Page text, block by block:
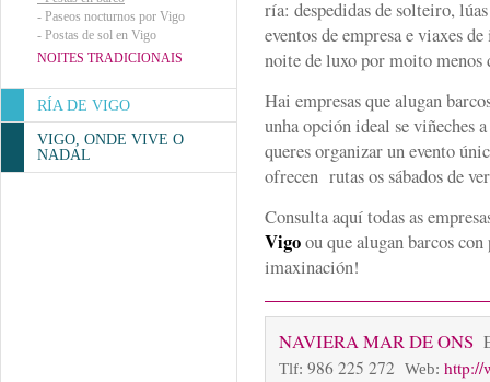
- Paseos nocturnos por Vigo
- Postas de sol en Vigo
NOITES TRADICIONAIS
RÍA DE VIGO
VIGO, ONDE VIVE O
NADAL
ría: despedidas de solteiro,
eventos de empresa e viaxes
noite de luxo por moito menos
Hai empresas que alugan
unha opción ideal se viñeches
queres organizar un evento
ofrecen rutas os sábados de
Consulta aquí todas as
Vigoou que alugan barcos
imaxinación!
NAVIERA MAR DE ONS
Tlf: 986 225 272 Web: http://